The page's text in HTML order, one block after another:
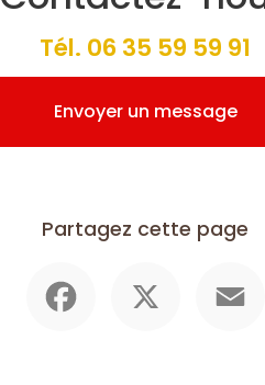
Tél. 06 35 59 59 91
Envoyer un message
Partagez cette page